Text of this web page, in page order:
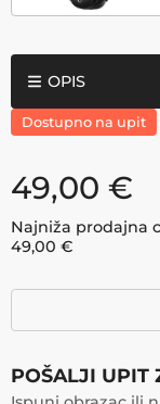
OPIS
Dostupno na upit
49,00 €
Najniža prodajna
49,00 €
POŠALJI UPIT